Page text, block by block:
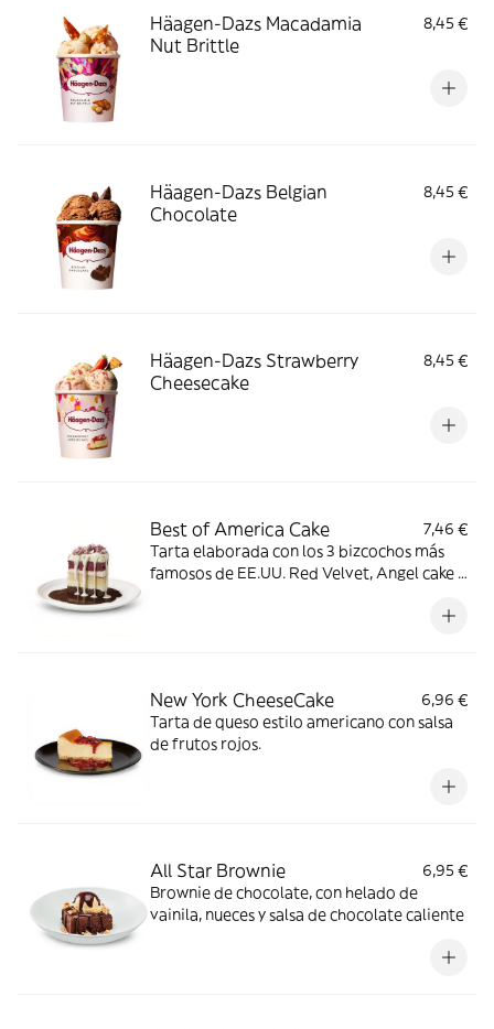
Häagen-Dazs Macadamia
Nut Brittle
8,45 €
Häagen-Dazs Belgian
Chocolate
8,45 €
Häagen-Dazs Strawberry
Cheesecake
8,45 €
Best of America Cake
7,46 €
Tarta elaborada con los 3 bizcochos más
famosos de EE.UU. Red Velvet, Angel cake y
New York CheeseCake
6,96 €
Tarta de queso estilo americano con salsa
de frutos rojos.
All Star Brownie
6,95 €
Brownie de chocolate, con helado de
vainila, nueces y salsa de chocolate caliente